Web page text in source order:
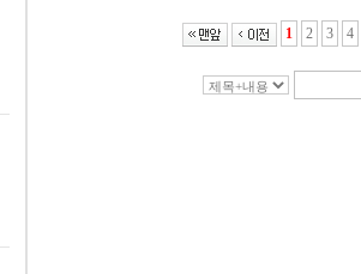
1 2 3 4